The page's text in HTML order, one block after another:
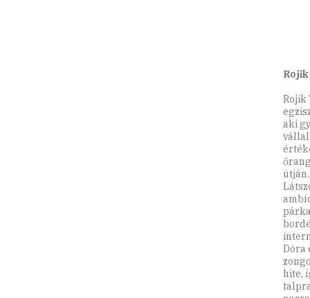
Rojik
aki
útján.
Dóra
hite,